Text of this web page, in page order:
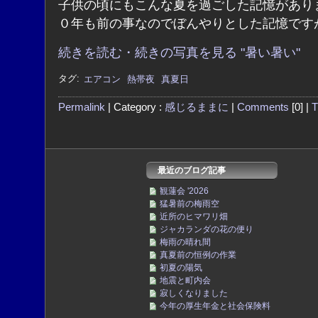
子供の頃にもこんな夏を過ごした記憶があり
０年も前の事なのでぼんやりとした記憶です
続きを読む・続きの写真を見る "暑い暑い"
タグ: エアコン 熱帯夜 真夏日
Permalink | Category : 感じるままに Comments [0] |
最近のブログ記事
観蓮会 '2026
猛暑前の梅雨空
近所のヒマワリ畑
ジャカランダの花の便り
梅雨の晴れ間
真夏前の恒例の作業
初夏の陽気
地震と町内会
寂しくなりました
今年の厚生年金と社会保険料